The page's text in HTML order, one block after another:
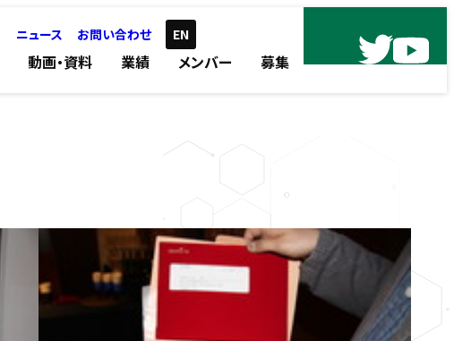
ニュース お問い合わせ EN
動画・資料 業績 メンバー 募集